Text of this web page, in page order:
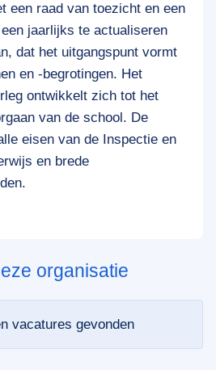
een raad van toezicht en een
jaarlijks te actualiseren
dat het uitgangspunt vormt
en -begrotingen. Het
ontwikkelt zich tot het
van de school. De
eisen van de Inspectie en
en brede
organisatie
vacatures gevonden